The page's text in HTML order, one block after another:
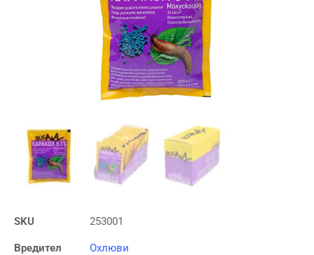
SKU 253001
Вредител Охлюви